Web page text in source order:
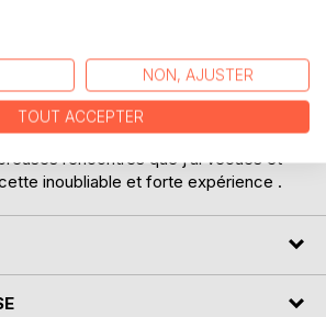
de Compostelle en partant de chez
jusqu’à Santiago de Compostela : 62
km.
et mes peines, mes peurs et mes
rencontres que j’ai vécues et
inoubliable et forte expérience .
NON, AJUSTER
TOUT ACCEPTER